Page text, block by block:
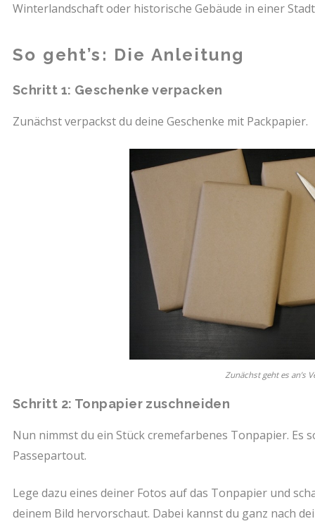
Winterlandschaft oder historische Gebäude in einer
So geht’s: Die Anleitung
Schritt 1: Geschenke verpacken
Zunächst verpackst du deine Geschenke mit Packpapier.
Zunächst geht es an’s
Schritt 2: Tonpapier zuschneiden
Nun nimmst du ein Stück cremefarbenes Tonpapier. Es
Passepartout.
Lege dazu eines deiner Fotos auf das Tonpapier und
deinem Bild hervorschaut. Dabei kannst du ganz nach